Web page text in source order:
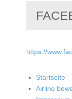
https://
Startseite
Airline